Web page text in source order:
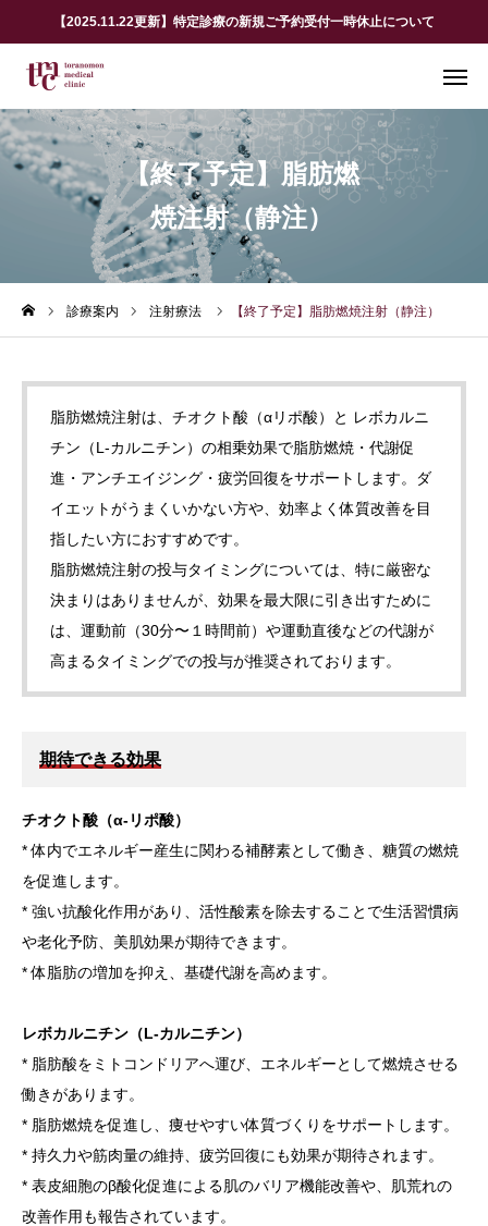
【2025.11.22更新】特定診療の新規ご予約受付一時休止について
【終了予定】脂肪燃
焼注射（静注）
診療案内 注射療法 【終了予定】脂肪燃焼注射（静注）
脂肪燃焼注射は、チオクト酸（αリポ酸）と レボカルニ
チン（L-カルニチン）の相乗効果で脂肪燃焼・代謝促
進・アンチエイジング・疲労回復をサポートします。ダ
イエットがうまくいかない方や、効率よく体質改善を目
指したい方におすすめです。
脂肪燃焼注射の投与タイミングについては、特に厳密な
決まりはありませんが、効果を最大限に引き出すために
は、運動前（30分〜１時間前）や運動直後などの代謝が
高まるタイミングでの投与が推奨されております。
期待できる効果
チオクト酸（α-リポ酸）
* 体内でエネルギー産生に関わる補酵素として働き、糖質の燃焼
を促進します。
* 強い抗酸化作用があり、活性酸素を除去することで生活習慣病
や老化予防、美肌効果が期待できます。
* 体脂肪の増加を抑え、基礎代謝を高めます。
レボカルニチン（L-カルニチン）
* 脂肪酸をミトコンドリアへ運び、エネルギーとして燃焼させる
働きがあります。
* 脂肪燃焼を促進し、痩せやすい体質づくりをサポートします。
* 持久力や筋肉量の維持、疲労回復にも効果が期待されます。
* 表皮細胞のβ酸化促進による肌のバリア機能改善や、肌荒れの
改善作用も報告されています。
WEB 予約 お問合せ
アクセス
診療案内
WEB予約
アクセス
お問合せ
JA